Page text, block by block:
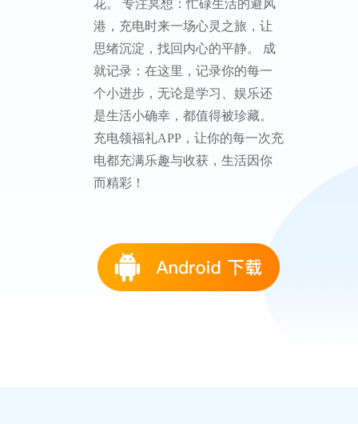
花。 ‌专注冥想‌：忙碌生活的避风
港，充电时来一场心灵之旅，让
思绪沉淀，找回内心的平静。 ‌成
就记录‌：在这里，记录你的每一
个小进步，无论是学习、娱乐还
是生活小确幸，都值得被珍藏。
充电领福礼APP，让你的每一次充
电都充满乐趣与收获，生活因你
而精彩！